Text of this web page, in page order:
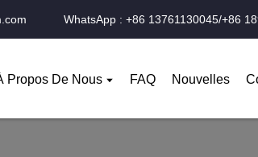
WhatsApp : +86 13761130045/+86
Propos De Nous FAQ Nouvelles